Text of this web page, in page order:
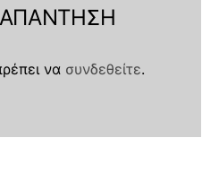
να συνδεθείτε.